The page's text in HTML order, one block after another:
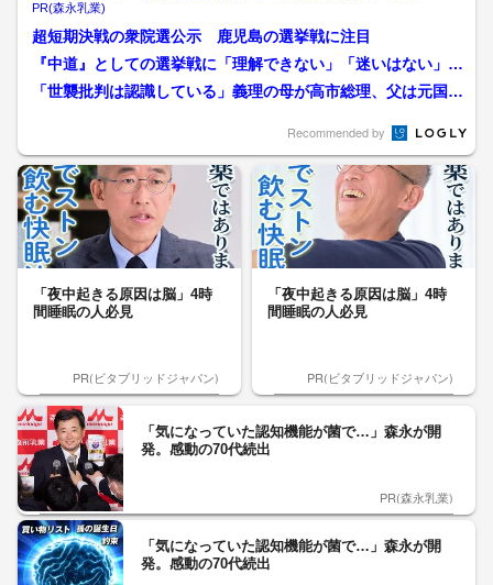
続出
PR(森永乳業)
超短期決戦の衆院選公示 鹿児島の選挙戦に注目
『中道』としての選挙戦に「理解できない」「迷いはない」
様々な声「心からお詫び」か...
「世襲批判は認識している」義理の母が高市総理、父は元国会
Recommended by
「夜中起きる原因は脳」4時
間睡眠の人必見
PR(ビタブリッドジャパン)
「夜中起きる原因は脳」4時
間睡眠の人必見
PR(ビタブリッドジャパン)
「気になっていた認知機能が菌で…」森永が開
発。感動の70代続出
PR(森永乳業)
「気になっていた認知機能が菌で…」森永が開
発。感動の70代続出